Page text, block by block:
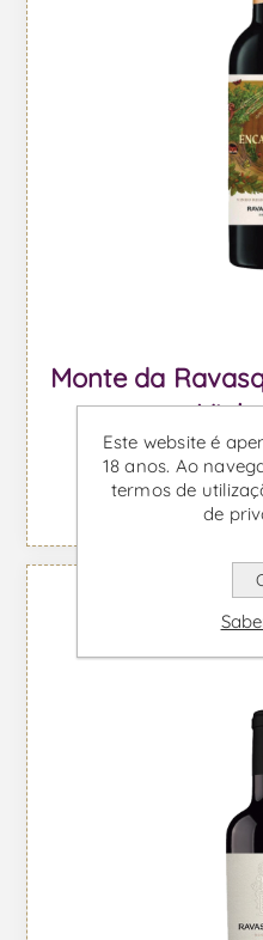
Monte da
Desde
Este website é
18 anos. Ao
termos de
de